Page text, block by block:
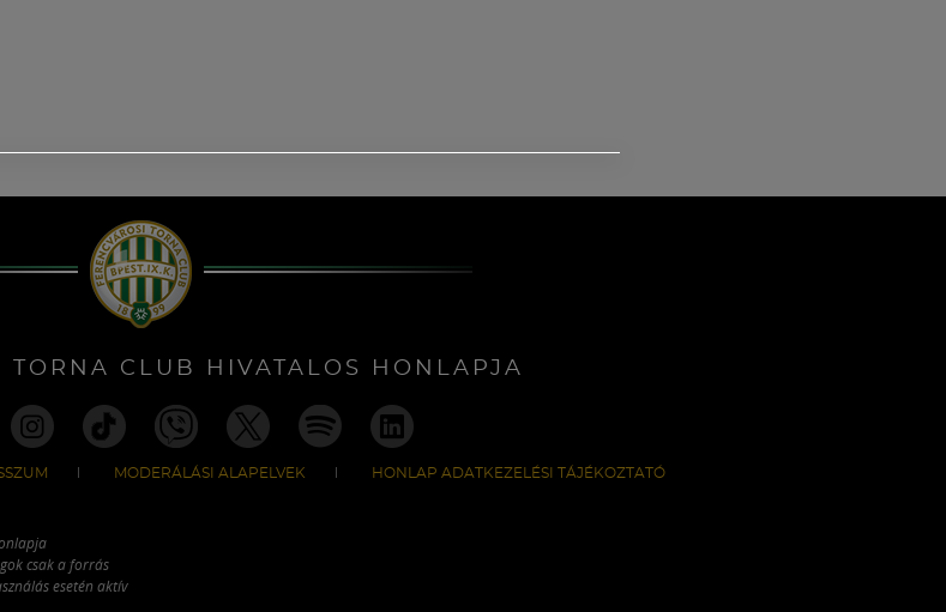
TORNA CLUB HIVATALOS HONLAPJA
MODERÁLÁSI ALAPELVEK HONLAP ADATKEZELÉSI TÁJÉKOZTATÓ
csak a forrás
esetén aktív